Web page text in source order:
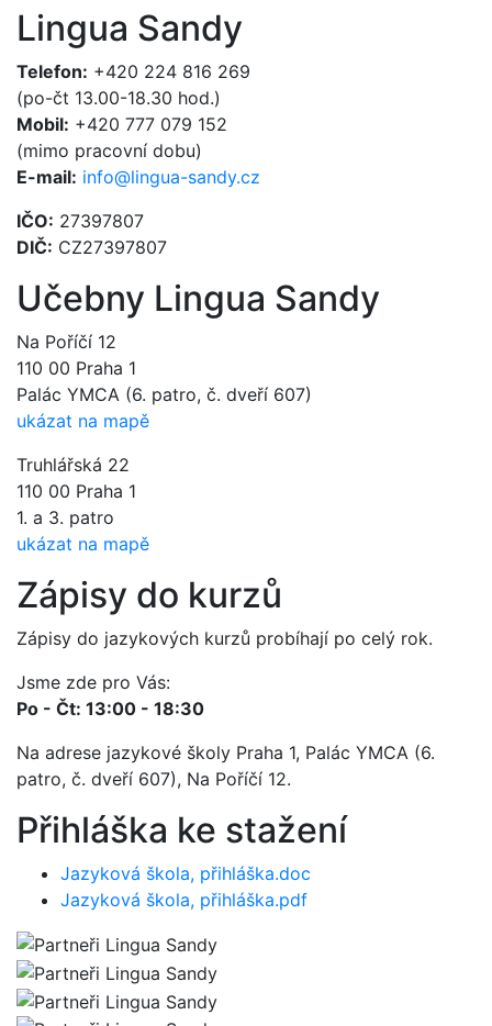
Lingua Sandy
Telefon: +420 224 816 269
(po-čt 13.00-18.30 hod.)
Mobil: +420 777 079 152
(mimo pracovní dobu)
E-mail: info@lingua-sandy.cz
IČO: 27397807
DIČ: CZ27397807
Učebny Lingua Sandy
Na Poříčí 12
110 00 Praha 1
Palác YMCA (6. patro, č. dveří 607)
ukázat na mapě
Truhlářská 22
110 00 Praha 1
1. a 3. patro
ukázat na mapě
Zápisy do kurzů
Zápisy do jazykových kurzů probíhají po celý rok.
Jsme zde pro Vás:
Po - Čt: 13:00 - 18:30
Na adrese jazykové školy Praha 1, Palác YMCA (6.
patro, č. dveří 607), Na Poříčí 12.
Přihláška ke stažení
Jazyková škola, přihláška.doc
Jazyková škola, přihláška.pdf